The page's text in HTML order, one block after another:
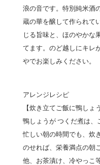
浪の音です。特別純米酒
蔵の華を醸して作られて
じる旨味と、ほのやかな
てます。のど越しにキレ
やでお楽しみください。
アレンジレシピ
【炊き立てご飯に鴨しょ
鴨しょうが つくだ煮は、
忙しい朝の時間でも、炊
のせれば、栄養満点の朝
他、お茶漬け、冷やっこ